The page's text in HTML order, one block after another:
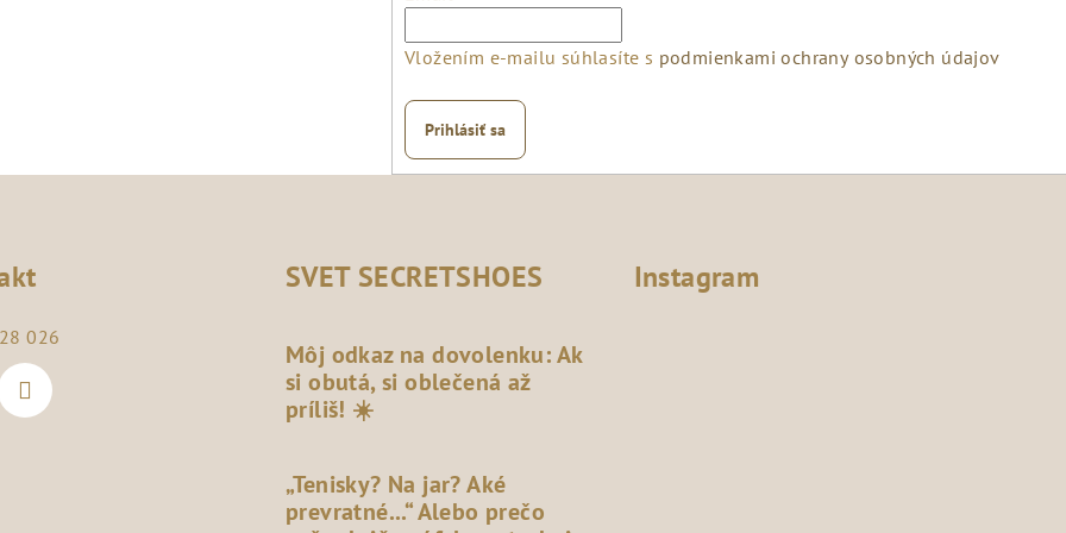
Vložením e-mailu súhlasíte s podmienkami ochrany osobných údajov
Prihlásiť sa
026
SVET SECRETSHOES
Môj odkaz na dovolenku: Ak
si obutá, si oblečená až
príliš! ☀️
„Tenisky? Na jar? Aké
prevratné...“ Alebo prečo
Instagram